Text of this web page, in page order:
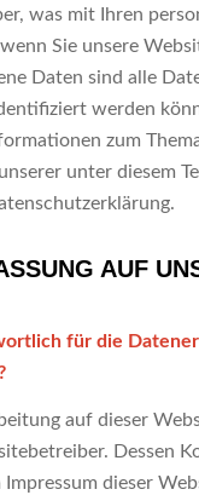
was mit Ihren
Sie unsere
Daten sind alle
werden
zum
unter diesem
AUF
für die
auf dieser
Dessen
Impressum dieser